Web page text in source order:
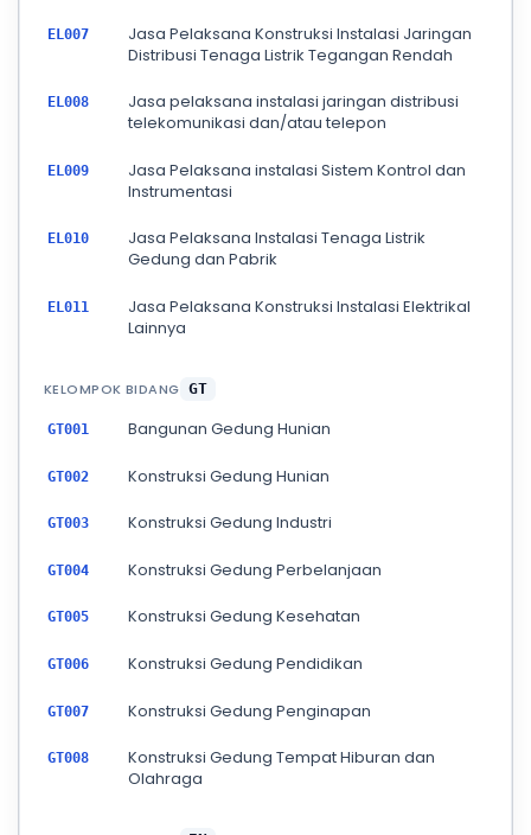
EL007
Jasa Pelaksana Konstruksi Instalasi Jaringan
Distribusi Tenaga Listrik Tegangan Rendah
EL008
Jasa pelaksana instalasi jaringan distribusi
telekomunikasi dan/atau telepon
EL009
Jasa Pelaksana instalasi Sistem Kontrol dan
Instrumentasi
EL010
Jasa Pelaksana Instalasi Tenaga Listrik
Gedung dan Pabrik
EL011
Jasa Pelaksana Konstruksi Instalasi Elektrikal
Lainnya
KELOMPOK BIDANG GT
GT001 Bangunan Gedung Hunian
GT002 Konstruksi Gedung Hunian
GT003 Konstruksi Gedung Industri
GT004 Konstruksi Gedung Perbelanjaan
GT005 Konstruksi Gedung Kesehatan
GT006 Konstruksi Gedung Pendidikan
GT007 Konstruksi Gedung Penginapan
GT008
Konstruksi Gedung Tempat Hiburan dan
Olahraga